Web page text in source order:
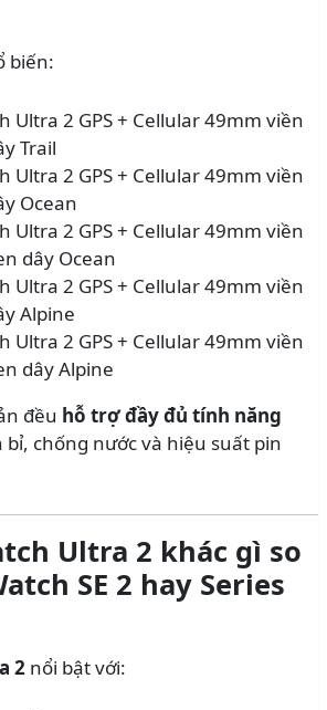
biến:
Ultra 2 GPS + Cellular 49mm viền
Trail
Ultra 2 GPS + Cellular 49mm viền
Ocean
Ultra 2 GPS + Cellular 49mm viền
dây Ocean
Ultra 2 GPS + Cellular 49mm viền
Alpine
Ultra 2 GPS + Cellular 49mm viền
dây Alpine
đều hỗ trợ đầy đủ tính năng
bỉ, chống nước và hiệu suất pin
Ultra 2 khác gì so
SE 2 hay Series
2 nổi bật với: